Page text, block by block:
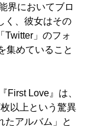
界においてブロ
く、彼女はその
Twitter」のフォ
集めていること
First Love』は、
以上という驚異
たアルバム」と